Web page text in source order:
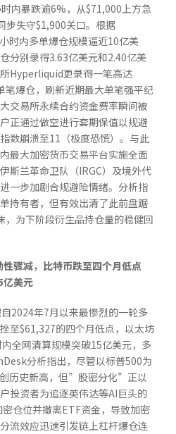
内暴跌逾6%，从$71,000上方急
步失守$1,900关口。根据
时内多单爆仓规模逼近10亿美
分别录得3.63亿美元和2.40亿美
Hyperliquid更录得一笔高达
笔爆仓，刷新近期最大单笔强平纪
交易所永续合约资金费率瞬间被
正通过做空进行套期保值以规避
数崩溃至11（极度恐慌）。与此
最大加密货币交易平台实施全面
斯兰革命卫队（IRGC）及境外代
一步加剧合规避险情绪。分析指
持有者，但有效出清了此前盘踞
，为下阶段衍生品持仓量的稳健回
骤减，比特币跌至四个月低点
亿美元
2024年7月以来最惨烈的一轮多
至$61,327的四个月低点，以太坊
全网清算规模突破15亿美元，多
分析指出，尽管以标普500为
历史新高，但”股密分化”正以
资者为追逐英伟达等AI巨头的
仓位并撤离ETF资金，导致加密
流效应迅速引发链上杠杆爆仓连